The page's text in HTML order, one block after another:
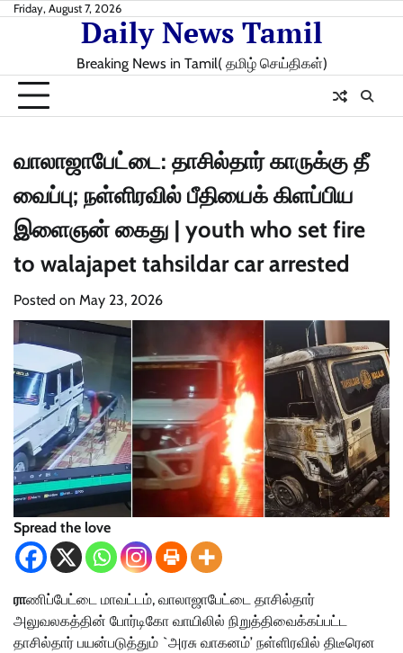
SkipFriday, August 7, 2026
Daily News Tamil
Breaking News in Tamil( தமிழ் செய்திகள்)
வாலாஜாபேட்டை: தாசில்தார் காருக்கு தீ
வைப்பு; நள்ளிரவில் பீதியைக் கிளப்பிய
இளைஞன் கைது | youth who set fire
to walajapet tahsildar car arrested
Posted on May 23, 2026
Spread the love
ராணிப்பேட்டை மாவட்டம், வாலாஜாபேட்டை தாசில்தார்
அலுவலகத்தின் போர்டிகோ வாயிலில் நிறுத்திவைக்கப்பட்ட
தாசில்தார் பயன்படுத்தும் `அரசு வாகனம்’ நள்ளிரவில் திடீரென